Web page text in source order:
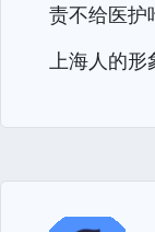
责不给医护
上海人的形